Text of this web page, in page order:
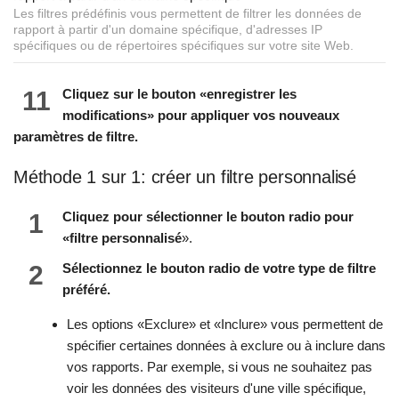
Les filtres prédéfinis vous permettent de filtrer les données de
rapport à partir d'un domaine spécifique, d'adresses IP
spécifiques ou de répertoires spécifiques sur votre site Web.
11
Cliquez sur le bouton «enregistrer les
modifications» pour appliquer vos nouveaux
paramètres de filtre.
Méthode 1 sur 1: créer un filtre personnalisé
1
Cliquez pour sélectionner le bouton radio pour
«filtre personnalisé».
2
Sélectionnez le bouton radio de votre type de filtre
préféré.
Les options «Exclure» et «Inclure» vous permettent de
spécifier certaines données à exclure ou à inclure dans
vos rapports. Par exemple, si vous ne souhaitez pas
voir les données des visiteurs d'une ville spécifique,